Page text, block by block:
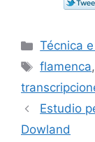
Técnica
Etiquetas
flamenca,
Estudio
Dowland